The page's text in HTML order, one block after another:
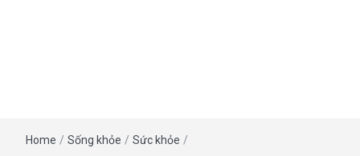
Home / Sống khỏe / Sức khỏe /